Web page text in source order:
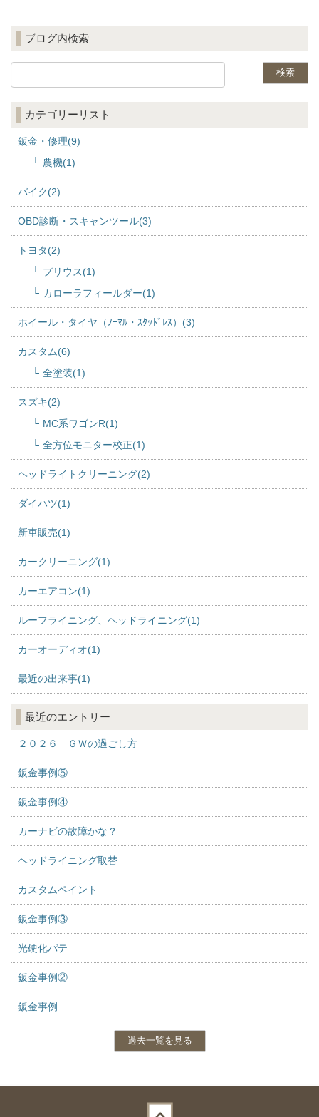
ブログ内検索
カテゴリーリスト
鈑金・修理(9)
農機(1)
バイク(2)
OBD診断・スキャンツール(3)
トヨタ(2)
プリウス(1)
カローラフィールダー(1)
ホイール・タイヤ（ﾉｰﾏﾙ・ｽﾀｯﾄﾞﾚｽ）(3)
カスタム(6)
全塗装(1)
スズキ(2)
MC系ワゴンR(1)
全方位モニター校正(1)
ヘッドライトクリーニング(2)
ダイハツ(1)
新車販売(1)
カークリーニング(1)
カーエアコン(1)
ルーフライニング、ヘッドライニング(1)
カーオーディオ(1)
最近の出来事(1)
最近のエントリー
２０２６ ＧＷの過ごし方
鈑金事例⑤
鈑金事例④
カーナビの故障かな？
ヘッドライニング取替
カスタムペイント
鈑金事例③
光硬化パテ
鈑金事例②
鈑金事例
過去一覧を見る